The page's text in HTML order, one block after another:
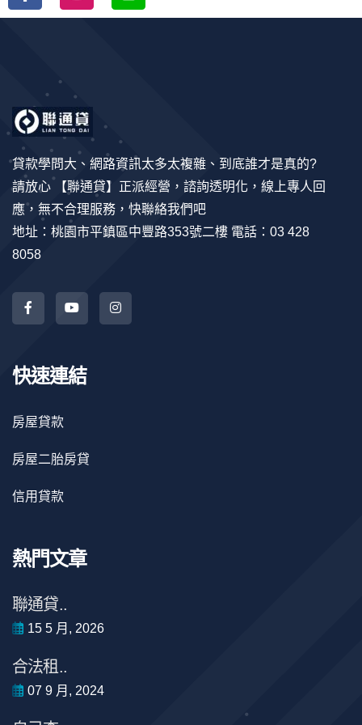
貸款學問大、網路資訊太多太複雜、到底誰才是真的?
請放心 【聯通貸】正派經營，諮詢透明化，線上專人回
應，無不合理服務，快聯絡我們吧
地址：桃園市平鎮區中豐路353號二樓 電話：03 428
8058
快速連結
房屋貸款
房屋二胎房貸
信用貸款
熱門文章
聯通貸..
15 5 月, 2026
合法租..
07 9 月, 2024